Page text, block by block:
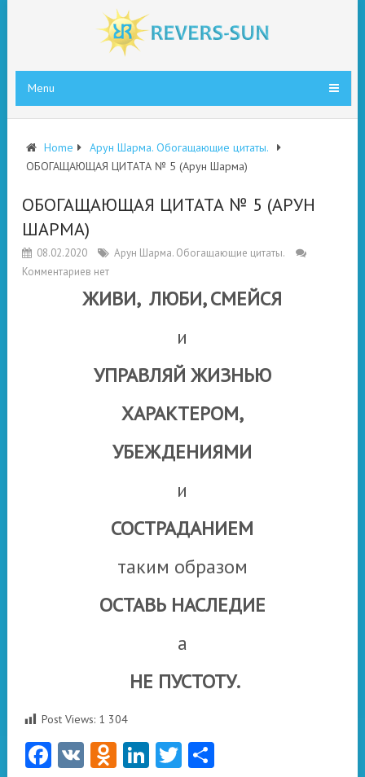
Menu
Home
Арун Шарма. Обогащающие цитаты.
ОБОГАЩАЮЩАЯ ЦИТАТА № 5 (Арун Шарма)
ОБОГАЩАЮЩАЯ ЦИТАТА № 5 (АРУН
ШАРМА)
08.02.2020
Арун Шарма. Обогащающие цитаты.
Комментариев нет
ЖИВИ, ЛЮБИ, СМЕЙСЯ
и
УПРАВЛЯЙ ЖИЗНЬЮ
ХАРАКТЕРОМ,
УБЕЖДЕНИЯМИ
и
СОСТРАДАНИЕМ
таким образом
ОСТАВЬ НАСЛЕДИЕ
а
НЕ ПУСТОТУ.
Post Views: 1 304
Facebook
VK Odnoklassniki
LinkedIn
Twitter